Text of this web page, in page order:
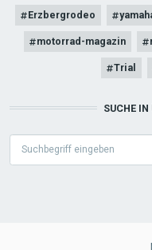
Erzbergrodeo
motorrad-magazin
Trial
SUCHE